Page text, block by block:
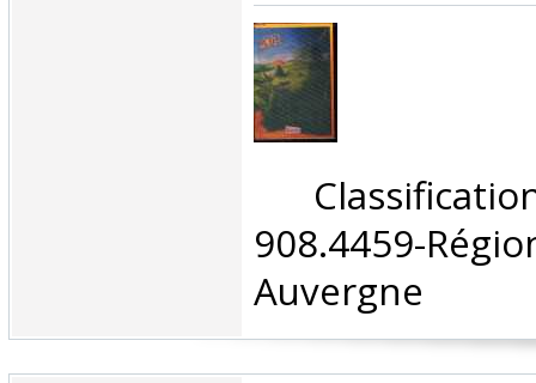
908.4459-
Auvergne‎